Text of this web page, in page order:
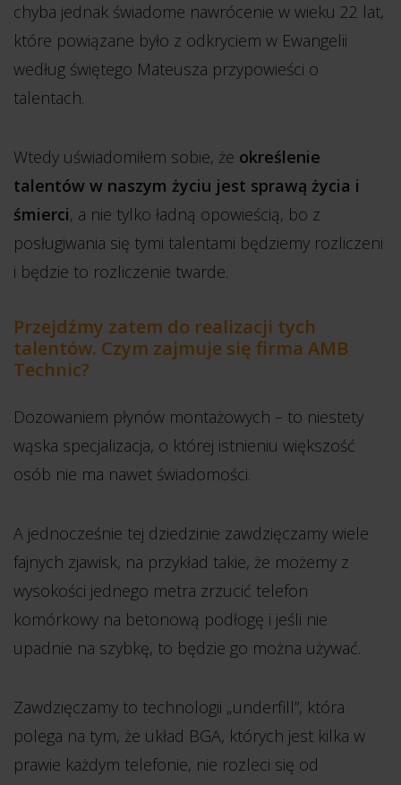
chyba jednak świadome nawrócenie w wieku 22 lat,
które powiązane było z odkryciem w Ewangelii
według świętego Mateusza przypowieści o
talentach.
Wtedy uświadomiłem sobie, że określenie
talentów w naszym życiu jest sprawą życia i
śmierci, a nie tylko ładną opowieścią, bo z
posługiwania się tymi talentami będziemy rozliczeni
i będzie to rozliczenie twarde.
Przejdźmy zatem do realizacji tych
talentów. Czym zajmuje się firma AMB
Technic?
Dozowaniem płynów montażowych – to niestety
wąska specjalizacja, o której istnieniu większość
osób nie ma nawet świadomości.
A jednocześnie tej dziedzinie zawdzięczamy wiele
fajnych zjawisk, na przykład takie, że możemy z
wysokości jednego metra zrzucić telefon
komórkowy na betonową podłogę i jeśli nie
upadnie na szybkę, to będzie go można używać.
Zawdzięczamy to technologii „underfill”, która
polega na tym, że układ BGA, których jest kilka w
prawie każdym telefonie, nie rozleci się od